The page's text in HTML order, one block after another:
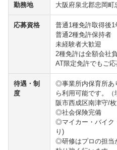
勤務地 大阪府泉北郡忠岡町
応募資格
普通1種免許取得後
普通2種免許保持者
未経験者大歓迎
2種免許は全額会社
AT限定免許でもご応
待遇・制
度
◎事業所内保育所あ
ら利用可能です。
阪市西成区南津守/
◎社会保険完備
◎マイカー・バイク
り)
◎研修はプロの担当